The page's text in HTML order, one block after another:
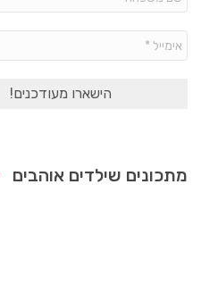
מתכונים שילדים אוהבים